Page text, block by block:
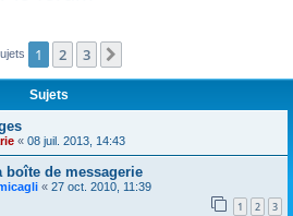
1 2 3
Sujets
« 08 juil. 2013, 14:43
boîte de messagerie
« 27 oct. 2010, 11:39
1 2 3